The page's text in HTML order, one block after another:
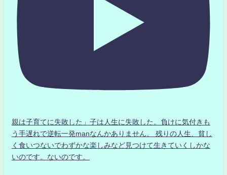
親は子育てに失敗した」子は人生に失敗した。負けに気付きも
う手遅れで逆転一発manなんかありません、 残りの人生、貧し
く食いつないでわずかな楽しみなど見つけて生きていくしかな
いのです。ないのです。